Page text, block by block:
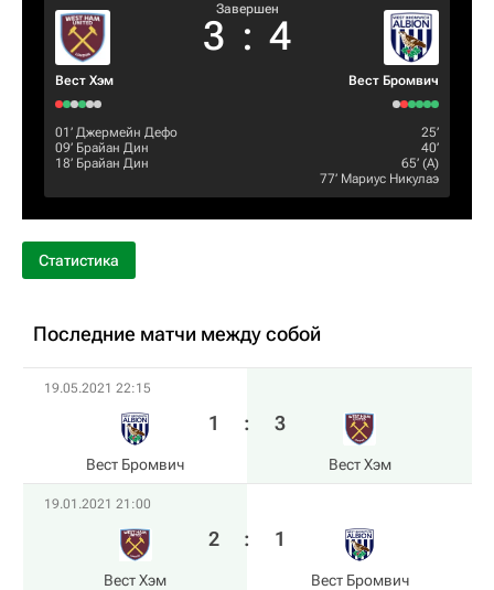
Вест Хэм
Завершен
3 : 4
Вест Бромвич
01‎’‎ Джермейн Дефо
09‎’‎ Брайан Дин
18‎’‎ Брайан Дин
25‎’‎
40‎’‎
65‎’‎ (А)
77‎’‎ Мариус Никулаэ
Статистика
Последние матчи между собой
19.05.2021 22:15
Вест Бромвич
1 : 3
Вест Хэм
19.01.2021 21:00
Вест Хэм
2 : 1
Вест Бромвич